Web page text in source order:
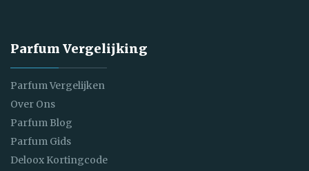
Parfum Vergelijking
Parfum Vergelijken
Over Ons
Parfum Blog
Parfum Gids
Deloox Kortingcode